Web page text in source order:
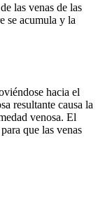
las venas de las
se acumula y la
hacia el
resultante causa la
venosa. El
que las venas